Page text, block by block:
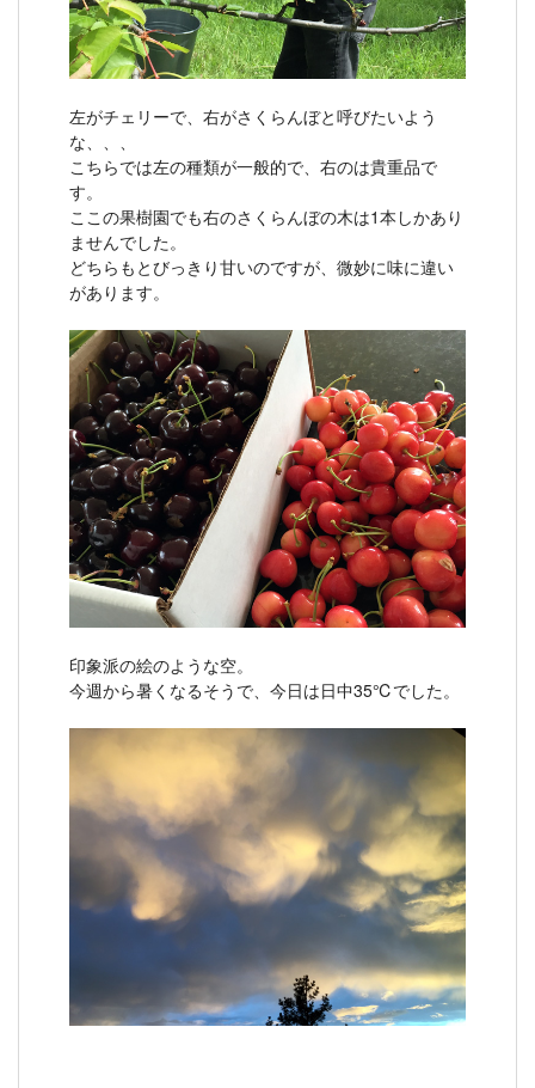
左がチェリーで、右がさくらんぼと呼びたいよう
な、、、
こちらでは左の種類が一般的で、右のは貴重品で
す。
ここの果樹園でも右のさくらんぼの木は1本しかあり
ませんでした。
どちらもとびっきり甘いのですが、微妙に味に違い
があります。
印象派の絵のような空。
今週から暑くなるそうで、今日は日中35℃でした。